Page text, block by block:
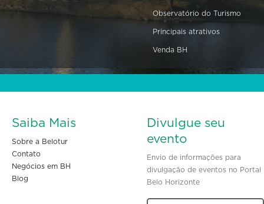
Observatório do Turismo
Principais atrativos
Venda BH
Saiba Mais
Sobre a Belotur
Contato
Negócios em BH
Blog
Divulgue seu
evento
Envio de informações para
divulgação de eventos no Portal
Belo Horizonte